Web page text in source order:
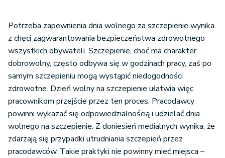
Potrzeba zapewnienia dnia wolnego za szczepienie wynika
z chęci zagwarantowania bezpieczeństwa zdrowotnego
wszystkich obywateli. Szczepienie, choć ma charakter
dobrowolny, często odbywa się w godzinach pracy, zaś po
samym szczepieniu mogą wystąpić niedogodności
zdrowotne. Dzień wolny na szczepienie ułatwia więc
pracownikom przejście przez ten proces. Pracodawcy
powinni wykazać się odpowiedzialnością i udzielać dnia
wolnego na szczepienie. Z doniesień medialnych wynika, że
zdarzają się przypadki utrudniania szczepień przez
pracodawców. Takie praktyki nie powinny mieć miejsca –